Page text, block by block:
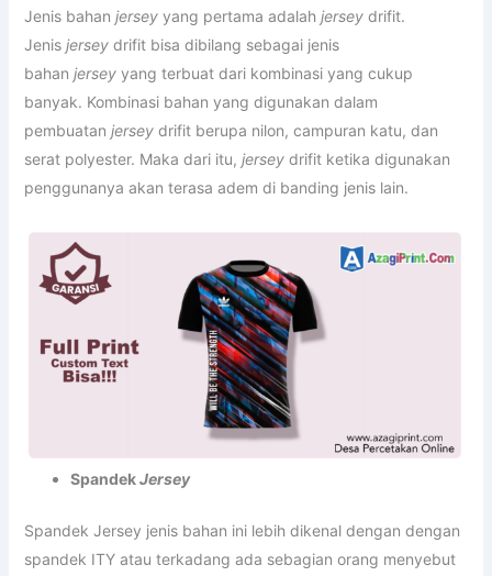
Jenis bahan jerseyyang pertama adalah jerseydrifit.
Jenis jerseydrifit bisa dibilang sebagai jenis
bahan jerseyyang terbuat dari kombinasi yang cukup
banyak. Kombinasi bahan yang digunakan dalam
pembuatan jerseydrifit berupa nilon, campuran katu, dan
serat polyester. Maka dari itu, jerseydrifit ketika digunakan
penggunanya akan terasa adem di banding jenis lain.
SpandekJersey
Spandek Jersey jenis bahan ini lebih dikenal dengan dengan
spandek ITY atau terkadang ada sebagian orang menyebut